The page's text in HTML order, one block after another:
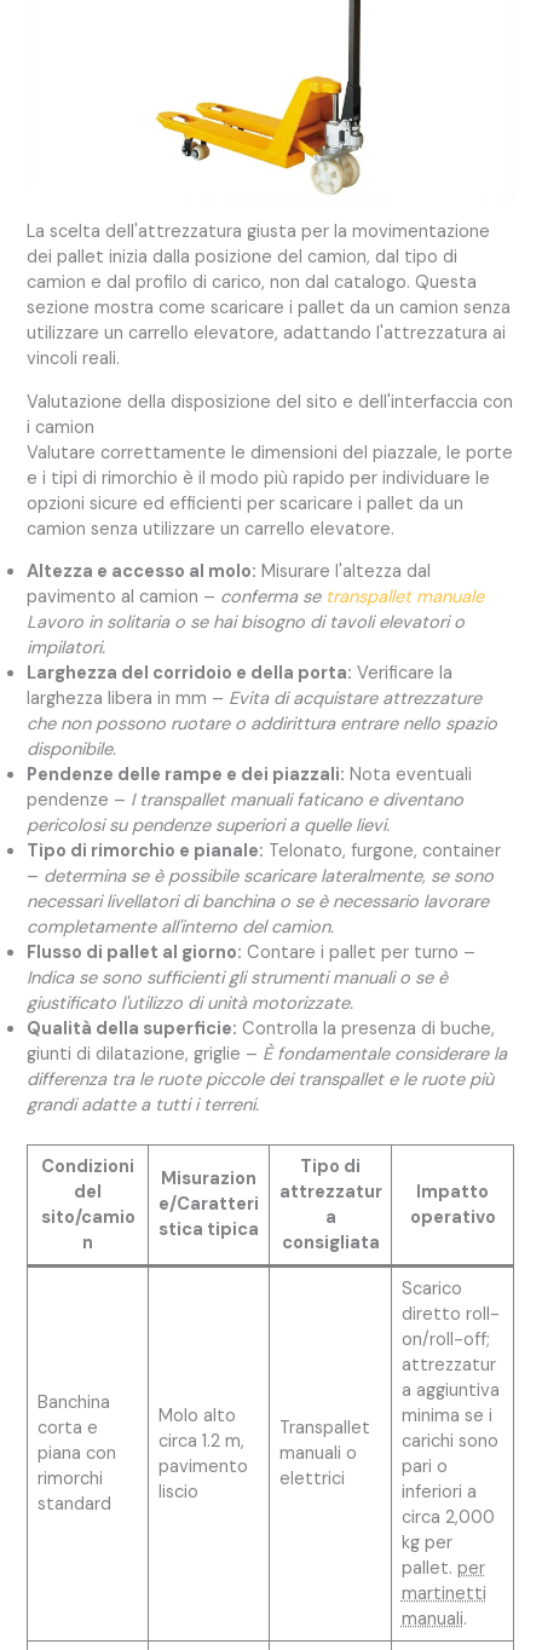
La scelta dell'attrezzatura giusta per la movimentazione
dei pallet inizia dalla posizione del camion, dal tipo di
camion e dal profilo di carico, non dal catalogo. Questa
sezione mostra come scaricare i pallet da un camion senza
utilizzare un carrello elevatore, adattando l'attrezzatura ai
vincoli reali.
Valutazione della disposizione del sito e dell'interfaccia con
i camion
Valutare correttamente le dimensioni del piazzale, le porte
e i tipi di rimorchio è il modo più rapido per individuare le
opzioni sicure ed efficienti per scaricare i pallet da un
camion senza utilizzare un carrello elevatore.
Altezza e accesso al molo: Misurare l'altezza dal
pavimento al camion – conferma se transpallet manuale
Lavoro in solitaria o se hai bisogno di tavoli elevatori o
impilatori.
Larghezza del corridoio e della porta: Verificare la
larghezza libera in mm – Evita di acquistare attrezzature
che non possono ruotare o addirittura entrare nello spazio
disponibile.
Pendenze delle rampe e dei piazzali: Nota eventuali
pendenze – I transpallet manuali faticano e diventano
pericolosi su pendenze superiori a quelle lievi.
Tipo di rimorchio e pianale: Telonato, furgone, container
– determina se è possibile scaricare lateralmente, se sono
necessari livellatori di banchina o se è necessario lavorare
completamente all'interno del camion.
Flusso di pallet al giorno: Contare i pallet per turno –
Indica se sono sufficienti gli strumenti manuali o se è
giustificato l'utilizzo di unità motorizzate.
Qualità della superficie: Controlla la presenza di buche,
giunti di dilatazione, griglie – È fondamentale considerare la
differenza tra le ruote piccole dei transpallet e le ruote più
grandi adatte a tutti i terreni.
Condizioni
del
sito/camio
n
Misurazion
e/Caratteri
stica tipica
Tipo di
attrezzatur
a
consigliata
Impatto
operativo
Banchina
corta e
piana con
rimorchi
standard
Molo alto
circa 1.2 m,
pavimento
liscio
Transpallet
manuali o
elettrici
Scarico
diretto roll-
on/roll-off;
attrezzatur
a aggiuntiva
minima se i
carichi sono
pari o
inferiori a
circa 2,000
kg per
pallet. per
martinetti
manuali.